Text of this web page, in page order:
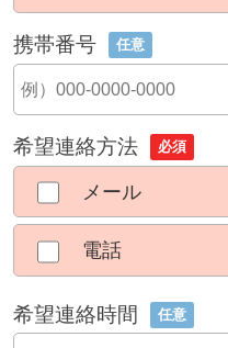
携帯番号 任意
希望連絡方法 必須
メール
電話
希望連絡時間 任意